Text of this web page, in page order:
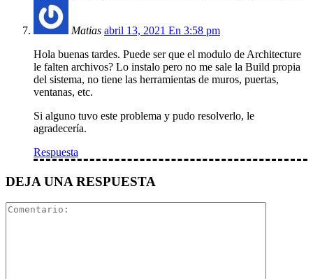
Matias abril 13, 2021 En 3:58 pm
Hola buenas tardes. Puede ser que el modulo de Architecture
le falten archivos? Lo instalo pero no me sale la Build propia
del sistema, no tiene las herramientas de muros, puertas,
ventanas, etc.
Si alguno tuvo este problema y pudo resolverlo, le
agradecería.
Respuesta
DEJA UNA RESPUESTA